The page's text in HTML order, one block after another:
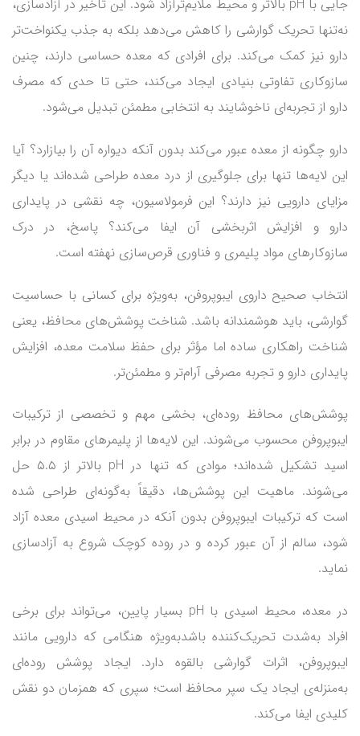
جایی با pH بالاتر و محیط ملایم‌ترآزاد شود. این تاخیر در آزادسازی،
نه‌تنها تحریک گوارشی را کاهش می‌دهد بلکه به جذب یکنواخت‌تر
دارو نیز کمک می‌کند. برای افرادی که معده حساسی دارند، چنین
سازوکاری تفاوتی بنیادی ایجاد می‌کند، حتی تا حدی که مصرف
دارو از تجربه‌ای ناخوشایند به انتخابی مطمئن تبدیل می‌شود.
دارو چگونه از معده عبور می‌کند بدون آنکه دیواره آن را بیازارد؟ آیا
این لایه‌ها تنها برای جلوگیری از درد معده طراحی شده‌اند یا دیگر
مزایای دارویی نیز دارند؟ این فرمولاسیون، چه نقشی در پایداری
دارو و افزایش اثربخشی آن ایفا می‌کند؟ پاسخ، در درک
سازوکارهای مواد پلیمری و فناوری قرص‌سازی نهفته است.
انتخاب صحیح داروی ایبوپروفن، به‌ویژه برای کسانی با حساسیت
گوارشی، باید هوشمندانه باشد. شناخت پوشش‌های محافظ، یعنی
شناخت راهکاری ساده اما مؤثر برای حفظ سلامت معده، افزایش
پایداری دارو و تجربه مصرفی آرام‌تر و مطمئن‌تر.
پوشش‌های محافظ روده‌ای، بخشی مهم و تخصصی از ترکیبات
ایبوپروفن محسوب می‌شوند. این لایه‌ها از پلیمرهای مقاوم در برابر
اسید تشکیل شده‌اند؛ موادی که تنها در pH بالاتر از ۵.۵ حل
می‌شوند. ماهیت این پوشش‌ها، دقیقاً به‌گونه‌ای طراحی شده
است که ترکیبات ایبوپروفن بدون آنکه در محیط اسیدی معده آزاد
شود، سالم از آن عبور کرده و در روده کوچک شروع به آزادسازی
نماید.
در معده، محیط اسیدی با pH بسیار پایین، می‌تواند برای برخی
افراد به‌شدت تحریک‌کننده باشدبه‌ویژه هنگامی که دارویی مانند
ایبوپروفن، اثرات گوارشی بالقوه دارد. ایجاد پوشش روده‌ای
به‌منزله‌ی ایجاد یک سپر محافظ است؛ سپری که همزمان دو نقش
کلیدی ایفا می‌کند.